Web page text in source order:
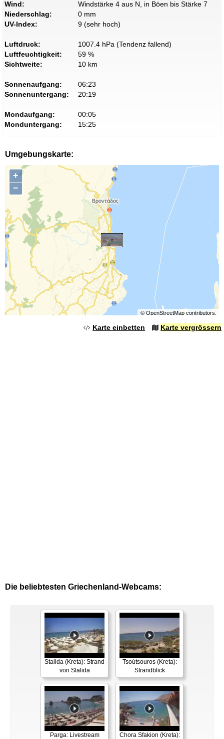
Wind:
Windstärke 4 aus N, in Böen bis Stärke 7
Niederschlag:
0 mm
UV-Index:
9 (sehr hoch)
Luftdruck:
1007.4 hPa (Tendenz fallend)
Luftfeuchtigkeit:
59 %
Sichtweite:
10 km
Sonnenaufgang:
06:23
Sonnenuntergang:
20:19
Mondaufgang:
00:05
Monduntergang:
15:25
Umgebungskarte:
+
−
© OpenStreetMapcontributors.
Karte einbetten Karte vergrössern
Die beliebtesten Griechenland-Webcams:
Stalida (Kreta): Strand
von Stalida
Tsoútsouros (Kreta):
Strandblick
Parga: Livestream
Chora Sfakion (Kreta):